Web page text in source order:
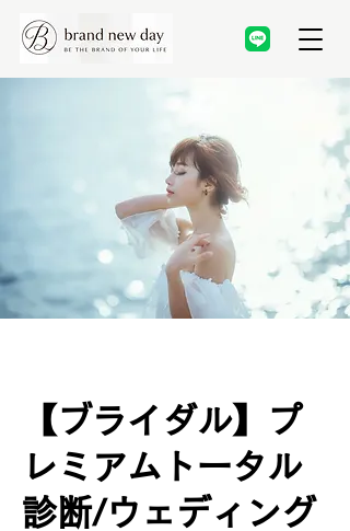
【ブライダル】プ
レミアムトータル
診断/ウェディング